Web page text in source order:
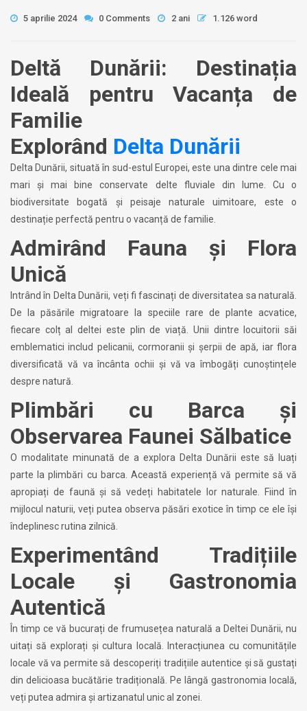
5 aprilie 2024 0 Comments 2 ani 1.126 word
Deltă Dunării: Destinația
Ideală pentru Vacanța de
Familie
Explorând Delta Dunării
Delta Dunării, situată în sud-estul Europei, este una dintre cele mai
mari și mai bine conservate delte fluviale din lume. Cu o
biodiversitate bogată și peisaje naturale uimitoare, este o
destinație perfectă pentru o vacanță de familie.
Admirând Fauna și Flora
Unică
Intrând în Delta Dunării, veți fi fascinați de diversitatea sa naturală.
De la păsările migratoare la speciile rare de plante acvatice,
fiecare colț al deltei este plin de viață. Unii dintre locuitorii săi
emblematici includ pelicanii, cormoranii și șerpii de apă, iar flora
diversificată vă va încânta ochii și vă va îmbogăți cunoștințele
despre natură.
Plimbări cu Barca și
Observarea Faunei Sălbatice
O modalitate minunată de a explora Delta Dunării este să luați
parte la plimbări cu barca. Această experiență vă permite să vă
apropiați de faună și să vedeți habitatele lor naturale. Fiind în
mijlocul naturii, veți putea observa păsări exotice în timp ce ele își
îndeplinesc rutina zilnică.
Experimentând Tradițiile
Locale și Gastronomia
Autentică
În timp ce vă bucurați de frumusețea naturală a Deltei Dunării, nu
uitați să explorați și cultura locală. Interacțiunea cu comunitățile
locale vă va permite să descoperiți tradițiile autentice și să gustați
din delicioasa bucătărie tradițională. Pe lângă gastronomia locală,
veți putea admira și artizanatul unic al zonei.